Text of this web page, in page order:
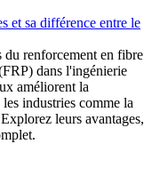
et sa différence entre le
du renforcement en fibre
dans l'ingénierie
améliorent la
industries comme la
leurs avantages,